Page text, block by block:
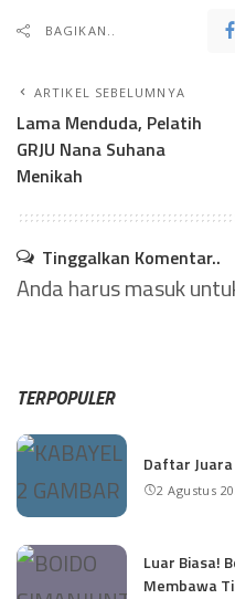
BAGIKAN..
ARTIKEL SEBELUMNYA
Lama Menduda, Pelatih
GRJU Nana Suhana
Menikah
Tinggalkan Komentar..
Anda harusmasuk
TERPOPULER
Daftar Juara
2 Agustus
Luar Biasa!
Membawa